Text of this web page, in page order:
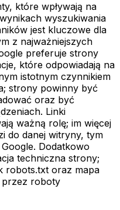
które wpływają na
wyszukiwania
jest kluczowe dla
z najważniejszych
preferuje strony
które odpowiadają na
istotnym czynnikiem
strony powinny być
oraz być
Linki
ważną rolę; im więcej
do danej witryny, tym
Dodatkowo
techniczna strony;
robots.txt oraz mapa
przez roboty